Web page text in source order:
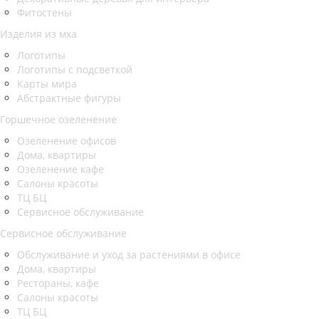
Фитостены
Изделия из мха
Логотипы
Логотипы с подсветкой
Карты мира
Абстрактные фигуры
Горшечное озеленение
Озеленение офисов
Дома, квартиры
Озеленение кафе
Салоны красоты
ТЦ БЦ
Сервисное обслуживание
Сервисное обслуживание
Обслуживание и уход за растениями в офисе
Дома, квартиры
Рестораны, кафе
Салоны красоты
ТЦ БЦ